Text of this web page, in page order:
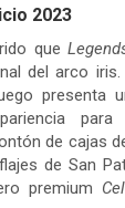
2023
que
del arco iris.
presenta
de cajas
de San
premium